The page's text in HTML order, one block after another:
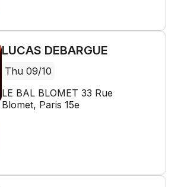
LUCAS DEBARGUE
Thu 09/10
LE BAL BLOMET 33 Rue
Blomet, Paris 15e